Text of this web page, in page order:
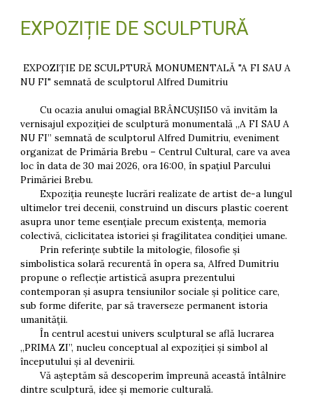
EXPOZIȚIE DE SCULPTURĂ
EXPOZIȚIE DE SCULPTURĂ MONUMENTALĂ "A FI SAU A
NU FI" semnată de sculptorul Alfred Dumitriu
Cu ocazia anului omagial BRÂNCUȘI150 vă invităm la
vernisajul expoziției de sculptură monumentală „A FI SAU A
NU FI” semnată de sculptorul Alfred Dumitriu, eveniment
organizat de Primăria Brebu – Centrul Cultural, care va avea
loc în data de 30 mai 2026, ora 16:00, în spațiul Parcului
Primăriei Brebu.
Expoziția reunește lucrări realizate de artist de-a lungul
ultimelor trei decenii, construind un discurs plastic coerent
asupra unor teme esențiale precum existența, memoria
colectivă, ciclicitatea istoriei și fragilitatea condiției umane.
Prin referințe subtile la mitologie, filosofie și
simbolistica solară recurentă în opera sa, Alfred Dumitriu
propune o reflecție artistică asupra prezentului
contemporan și asupra tensiunilor sociale și politice care,
sub forme diferite, par să traverseze permanent istoria
umanității.
În centrul acestui univers sculptural se află lucrarea
„PRIMA ZI”, nucleu conceptual al expoziției și simbol al
începutului și al devenirii.
Vă așteptăm să descoperim împreună această întâlnire
dintre sculptură, idee și memorie culturală.